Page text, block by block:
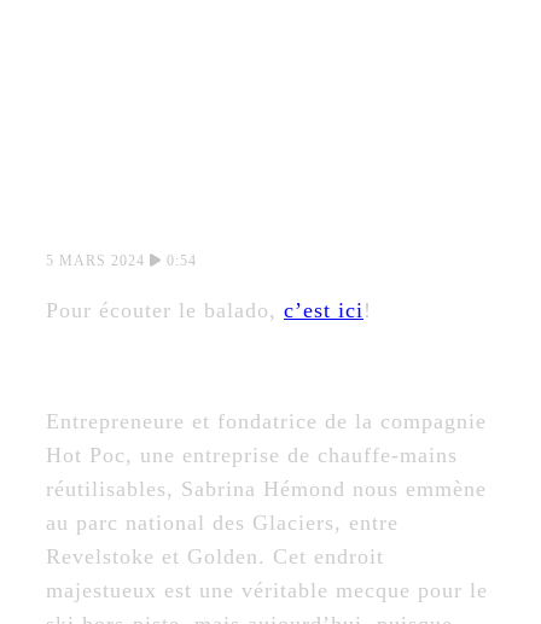
5 MARS 2024 0:54
Pour écouter le balado, c’est ici!
Entrepreneure et fondatrice de la compagnie
Hot Poc, une entreprise de chauffe-mains
réutilisables, Sabrina Hémond nous emmène
au parc national des Glaciers, entre
Revelstoke et Golden. Cet endroit
majestueux est une véritable mecque pour le